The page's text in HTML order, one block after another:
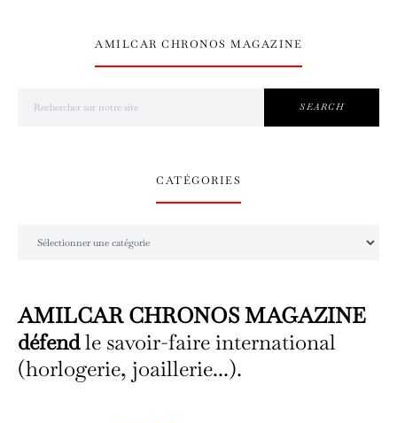
AMILCAR CHRONOS MAGAZINE
SEARCH
CATÉGORIES
AMILCAR CHRONOS MAGAZINE
défendle savoir-faire international
(horlogerie, joaillerie...).